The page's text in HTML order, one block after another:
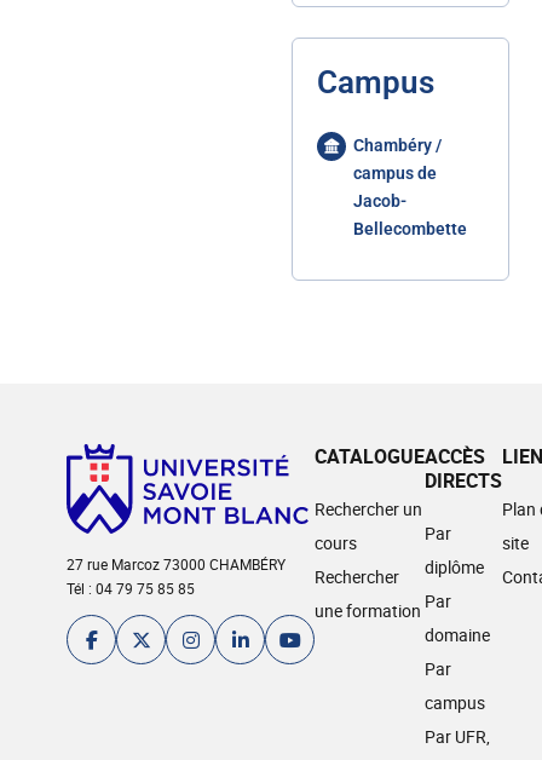
Campus
Chambéry /
campus de
Jacob-
Bellecombette
27 rue Marcoz 73000 CHAMBÉRY
Tél : 04 79 75 85 85
CATALOGUE
Rechercher un
cours
Rechercher
une formation
ACCÈS
DIRECTS
Par
diplôme
Par
domaine
Par
campus
Par UFR,
Plan
site